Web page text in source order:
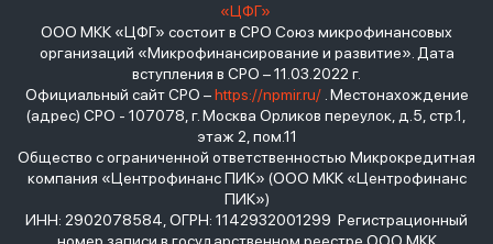
«ЦФГ»
ООО МКК «ЦФГ» состоит в СРО Союз микрофинансовых
организаций «Микрофинансирование и развитие». Дата
вступления в СРО – 11.03.2022 г.
Официальный сайт СРО –https://npmir.ru/. Местонахождение
(адрес) СРО - 107078, г. Москва Орликов переулок, д.5, стр.1,
этаж 2, пом.11
Общество с ограниченной ответственностью Микрокредитная
компания «Центрофинанс ПИК» (ООО МКК «Центрофинанс
ПИК»)
ИНН: 2902078584, ОГРН: 1142932001299 Регистрационный